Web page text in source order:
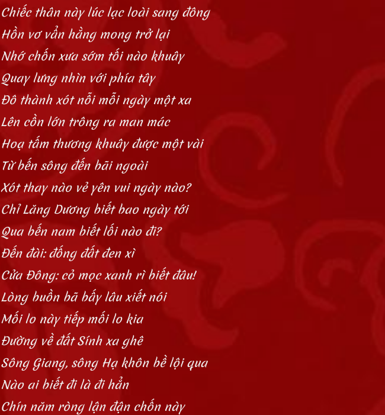
Chiếc thân này lúc lạc loài sang đông
Hồn vơ vẩn hằng mong trở lại
Nhớ chốn xưa sớm tối nào khuây
Quay lưng nhìn với phía tây
Đô thành xót nỗi mỗi ngày một xa
Lên cồn lớn trông ra man mác
Hoạ tấm thương khuây được một vài
Từ bến sông đến bãi ngoài
Xót thay nào vẻ yên vui ngày nào?
Chỉ Lăng Dương biết bao ngày tới
Qua bến nam biết lối nào đi?
Đến đài: đống đất đen xì
Cửa Đông: cỏ mọc xanh rì biết đâu!
Lòng buồn bã bấy lâu xiết nói
Mối lo này tiếp mối lo kia
Đường về đất Sính xa ghê
Sông Giang, sông Hạ khôn bề lội qua
Nào ai biết đi là đi hẳn
Chín năm ròng lận đận chốn này